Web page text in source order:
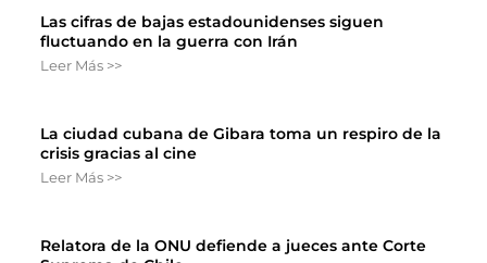
Las cifras de bajas estadounidenses siguen
fluctuando en la guerra con Irán
Leer Más >>
La ciudad cubana de Gibara toma un respiro de la
crisis gracias al cine
Leer Más >>
Relatora de la ONU defiende a jueces ante Corte